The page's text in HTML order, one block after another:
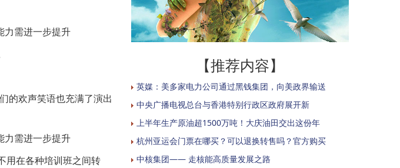
的欢声笑语也充满了演出
在各种培训班之间转
【推荐内容】
英媒：美多家电力公司通过黑钱集团，向美政界输送
中央广播电视总台与香港特别行政区政府展开新
上半年生产原油超1500万吨！大庆油田交出这份年
杭州亚运会门票在哪买？可以退换转售吗？官方购买
中核集团—— 走核能高质量发展之路